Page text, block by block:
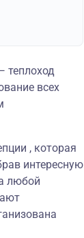
теплоход
всех
, которая
интересную
любой